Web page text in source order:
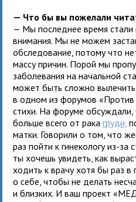
— Что бы вы пожелали
— Мы последнее время стали
внимания. Мы не можем
обследование, потому что
массу причин. Порой мы
заболевания на начальной
может быть сложно
в одном из форумов «Против
стихи. На форуме обсуждали,
больше всего от ракагруди,
матки. Говорили о том, что
раз пойти к гинекологу из-за
ты хочешь увидеть, как
ходить к врачу хотя бы раз в
о себе, чтобы не делать
и близких. И ваш проект